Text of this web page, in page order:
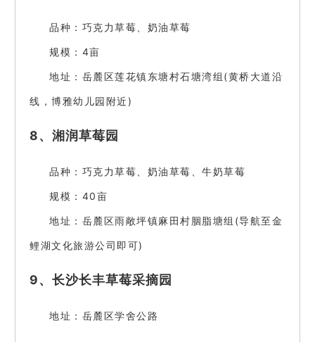
品种：巧克力草莓、奶油草莓
规模：4亩
地址：岳麓区莲花镇东塘村石塘湾组(黄桥大道沿
线，博雅幼儿园附近)
8、湘润草莓园
品种：巧克力草莓、奶油草莓、牛奶草莓
规模：40亩
地址：岳麓区雨敞坪镇麻田村胭脂塘组(导航至金
鲤湖文化旅游公司即可)
9、长沙长丰草莓采摘园
地址：岳麓区学舍公路